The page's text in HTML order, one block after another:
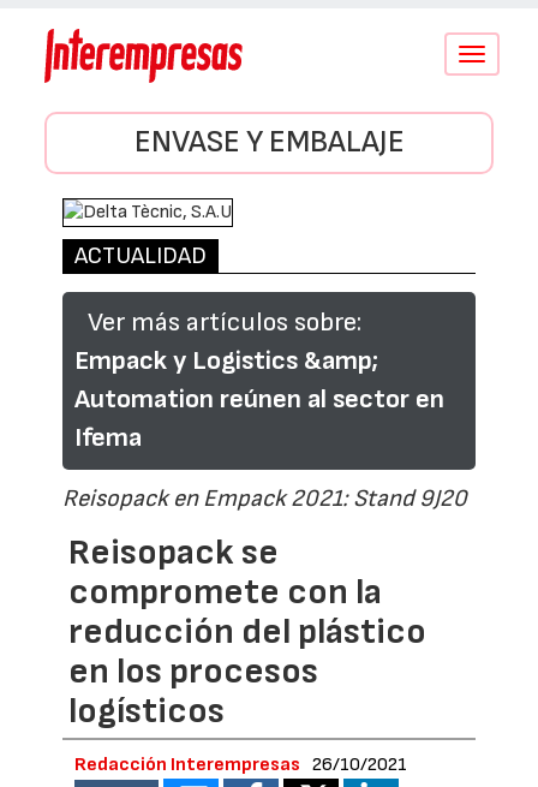
Conmutar
ENVASE Y EMBALAJE
ACTUALIDAD
Ver más artículos sobre:
Empack y Logistics &amp;
Automation reúnen al sector en
Ifema
Reisopack en Empack 2021: Stand 9J20
Reisopack se
compromete con la
reducción del plástico
en los procesos
logísticos
Redacción Interempresas 26/10/2021